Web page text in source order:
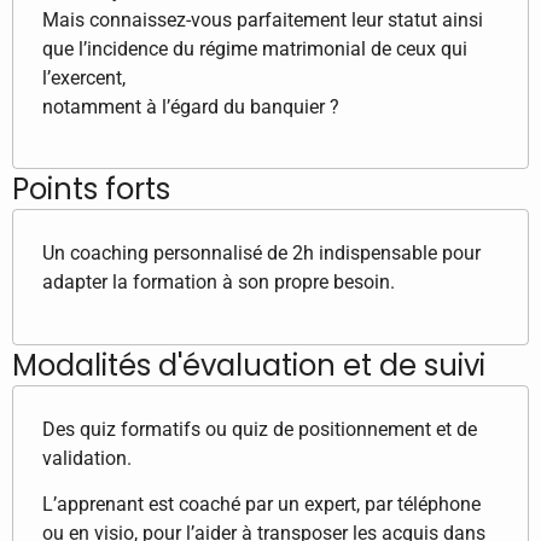
Mais connaissez-vous parfaitement leur statut ainsi
que l’incidence du régime matrimonial de ceux qui
l’exercent,
notamment à l’égard du banquier ?
Points forts
Un coaching personnalisé de 2h indispensable pour
adapter la formation à son propre besoin.
Modalités d'évaluation et de suivi
Des quiz formatifs ou quiz de positionnement et de
validation.
L’apprenant est coaché par un expert, par téléphone
ou en visio, pour l’aider à transposer les acquis dans